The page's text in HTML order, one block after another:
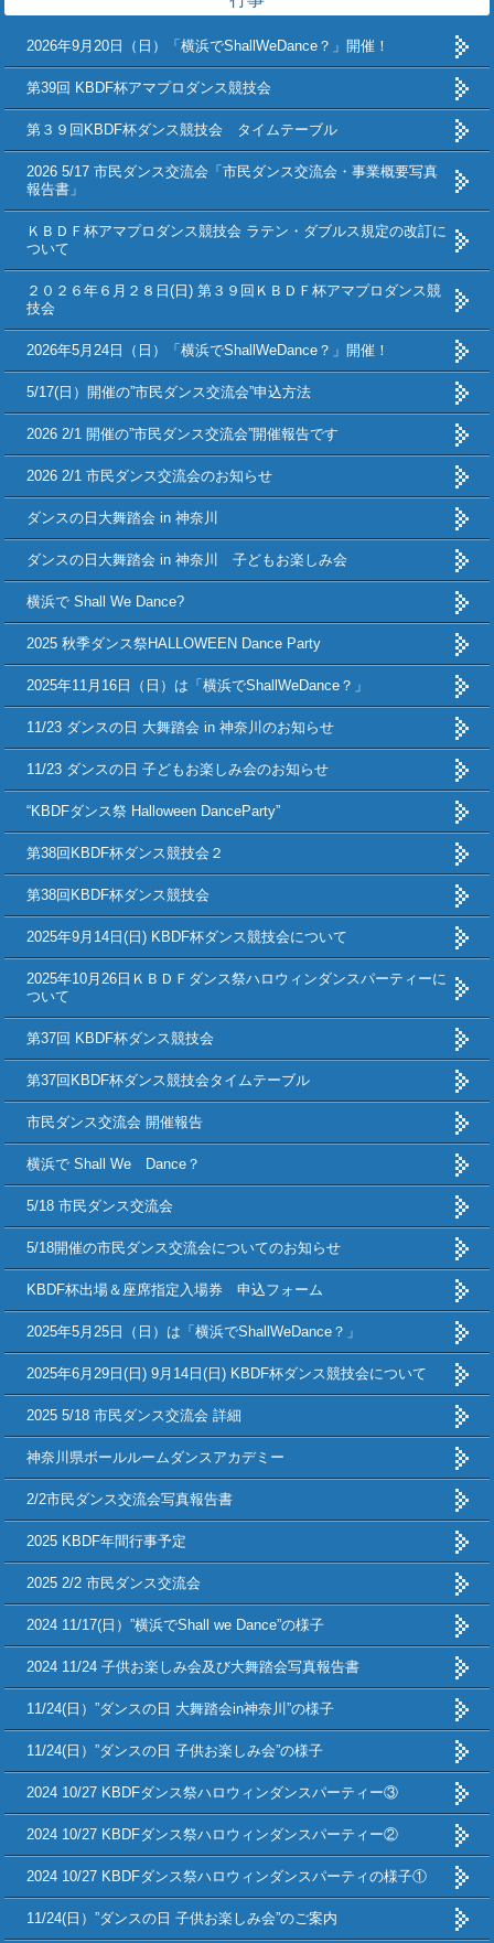
2026年9月20日（日）「横浜でShallWeDance？」開催！
第39回 KBDF杯アマプロダンス競技会
第３９回KBDF杯ダンス競技会 タイムテーブル
2026 5/17 市民ダンス交流会「市民ダンス交流会・事業概要写真
報告書」
ＫＢＤＦ杯アマプロダンス競技会 ラテン・ダブルス規定の改訂に
ついて
２０２６年６月２８日(日) 第３９回ＫＢＤＦ杯アマプロダンス競
技会
2026年5月24日（日）「横浜でShallWeDance？」開催！
5/17(日）開催の”市民ダンス交流会”申込方法
2026 2/1 開催の”市民ダンス交流会”開催報告です
2026 2/1 市民ダンス交流会のお知らせ
ダンスの日大舞踏会 in 神奈川
ダンスの日大舞踏会 in 神奈川 子どもお楽しみ会
横浜で Shall We Dance?
2025 秋季ダンス祭HALLOWEEN Dance Party
2025年11月16日（日）は「横浜でShallWeDance？」
11/23 ダンスの日 大舞踏会 in 神奈川のお知らせ
11/23 ダンスの日 子どもお楽しみ会のお知らせ
“KBDFダンス祭 Halloween DanceParty”
第38回KBDF杯ダンス競技会２
第38回KBDF杯ダンス競技会
2025年9月14日(日) KBDF杯ダンス競技会について
2025年10月26日ＫＢＤＦダンス祭ハロウィンダンスパーティーに
ついて
第37回 KBDF杯ダンス競技会
第37回KBDF杯ダンス競技会タイムテーブル
市民ダンス交流会 開催報告
横浜で Shall We Dance？
5/18 市民ダンス交流会
5/18開催の市民ダンス交流会についてのお知らせ
KBDF杯出場＆座席指定入場券 申込フォーム
2025年5月25日（日）は「横浜でShallWeDance？」
2025年6月29日(日) 9月14日(日) KBDF杯ダンス競技会について
2025 5/18 市民ダンス交流会 詳細
神奈川県ボールルームダンスアカデミー
2/2市民ダンス交流会写真報告書
2025 KBDF年間行事予定
2025 2/2 市民ダンス交流会
2024 11/17(日）”横浜でShall we Dance”の様子
2024 11/24 子供お楽しみ会及び大舞踏会写真報告書
11/24(日）”ダンスの日 大舞踏会in神奈川”の様子
11/24(日）”ダンスの日 子供お楽しみ会”の様子
2024 10/27 KBDFダンス祭ハロウィンダンスパーティー③
2024 10/27 KBDFダンス祭ハロウィンダンスパーティー②
2024 10/27 KBDFダンス祭ハロウィンダンスパーティの様子①
11/24(日）”ダンスの日 子供お楽しみ会”のご案内